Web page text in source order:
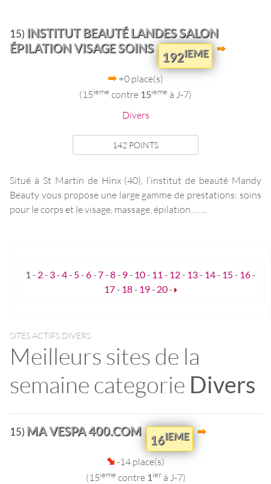
15) INSTITUT BEAUTÉ LANDES SALON
ÉPILATION VISAGE SOINS
192IEME
+0 place(s)
(15ieme contre 15ieme à J-7)
Divers
142 POINTS
Situé à St Martin de Hinx (40), l’institut de beauté Mandy
Beauty vous propose une large gamme de prestations: soins
pour le corps et le visage, massage, épilation... . ...
1 - 2- 3-4- 5-6-7-8- 9- 10- 11 - 12- 13- 14- 15- 16-
17- 18- 19- 20-
SITES ACTIFS DIVERS
Meilleurs sites de la
semaine categorie Divers
15) MA VESPA 400.COM
16IEME
-14 place(s)
(15ieme contre 1ierà J-7)